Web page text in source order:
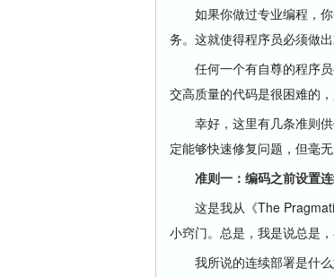
如果你做过专业编程，你
务。这就使得程序员必须做出
任何一个有自尊的程序员
交高质量的代码是很困难的
幸好，这里有几条准则供
定能够快速修复问题，但毫
准则一：编码之前设置
这是我从《The
小窍门。总是，我是说总是
我所说的连续部署是什么